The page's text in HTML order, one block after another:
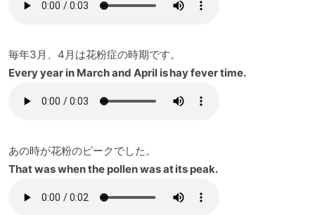
毎年3月、4月は花粉症の時期です。
Every year in March and April is hay fever time.
あの時が花粉のピークでした。
That was when the pollen was at its peak.